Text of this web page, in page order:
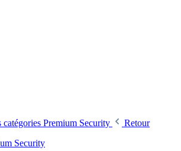
catégories Premium Security
Retour
Security